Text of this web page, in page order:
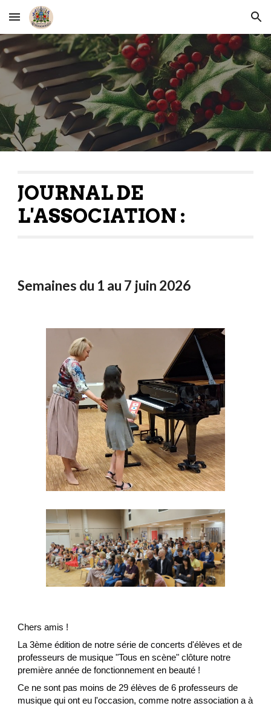
Skip to main content Skip to navigation
JOURNAL DE
L'ASSOCIATION :
Semaines du 1 au 7 juin 2026
Chers amis !
La 3ème édition de notre série de concerts d'élèves et de
professeurs de musique "Tous en scène" clôture notre
première année de fonctionnement en beauté !
Ce ne sont pas moins de 29 élèves de 6 professeurs de
musique qui ont eu l'occasion, comme notre association a à